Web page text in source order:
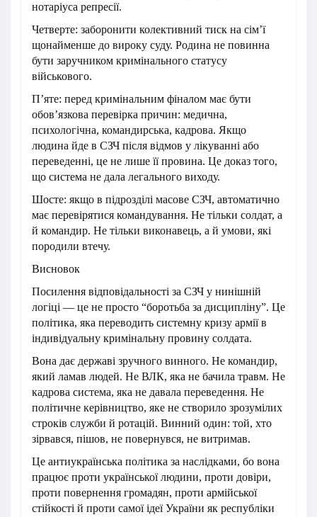
нотаріуса репресії.
Четверте: заборонити колективний тиск на сім’ї
щонайменше до вироку суду. Родина не повинна
бути заручником кримінального статусу
військового.
П’яте: перед кримінальним фіналом має бути
обов’язкова перевірка причин: медична,
психологічна, командирська, кадрова. Якщо
людина йде в СЗЧ після відмов у лікуванні або
переведенні, це не лише її провина. Це доказ того,
що система не дала легального виходу.
Шосте: якщо в підрозділі масове СЗЧ, автоматично
має перевірятися командування. Не тільки солдат, а
й командир. Не тільки виконавець, а й умови, які
породили втечу.
Висновок
Посилення відповідальності за СЗЧ у нинішній
логіці — це не просто “боротьба за дисципліну”. Це
політика, яка переводить системну кризу армії в
індивідуальну кримінальну провину солдата.
Вона дає державі зручного винного. Не командир,
який ламав людей. Не ВЛК, яка не бачила травм. Не
кадрова система, яка не давала переведення. Не
політичне керівництво, яке не створило зрозумілих
строків служби й ротацій. Винний один: той, хто
зірвався, пішов, не повернувся, не витримав.
Це антиукраїнська політика за наслідками, бо вона
працює проти української людини, проти довіри,
проти повернення громадян, проти армійської
стійкості й проти самої ідеї України як республіки